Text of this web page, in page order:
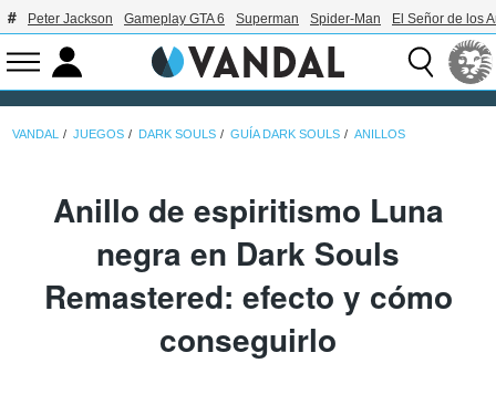
Peter Jackson Gameplay GTA 6 Superman Spider-Man El Señor de los
VANDAL JUEGOS DARK SOULS GUÍA DARK SOULS ANILLOS
Anillo de espiritismo Luna
negra en Dark Souls
Remastered: efecto y cómo
conseguirlo